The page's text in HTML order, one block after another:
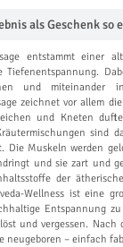
als Geschenk so
entstammt einer
Tiefenentspannung.
und miteinander
zeichnet vor allem
und Kneten
sind
Die Muskeln werden
und sie zart und
der
Wellness ist eine
Entspannung
und vergessen. Nach
neugeboren – einfach